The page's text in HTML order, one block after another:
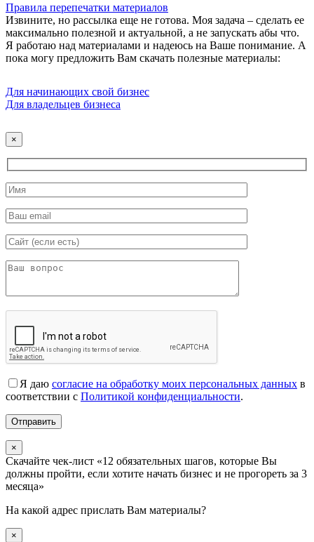
Правила перепечатки материалов
Извините, но рассылка еще не готова. Моя задача – сделать ее
максимально полезной и актуальной, а не запускать абы что.
Я работаю над материалами и надеюсь на Ваше понимание. А
пока могу предложить Вам скачать полезные материалы:
Для начинающих свой бизнес
Для владельцев бизнеса
×
Я даю согласие на обработку моих персональных данных в
соответствии с Политикой конфиденциальности.
×
Скачайте чек-лист «12 обязательных шагов, которые Вы
должны пройти, если хотите начать бизнес и не прогореть за 3
месяца»
На какой адрес прислать Вам материалы?
×